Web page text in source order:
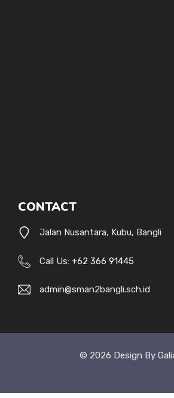
CONTACT
Jalan Nusantara, Kubu, Bangli
Call Us: +62 366 91445
admin@sman2bangli.sch.id
© 2026 Design By